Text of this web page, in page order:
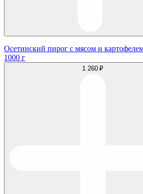
Осетинский пирог с мясом и
1000 г
1 260 ₽